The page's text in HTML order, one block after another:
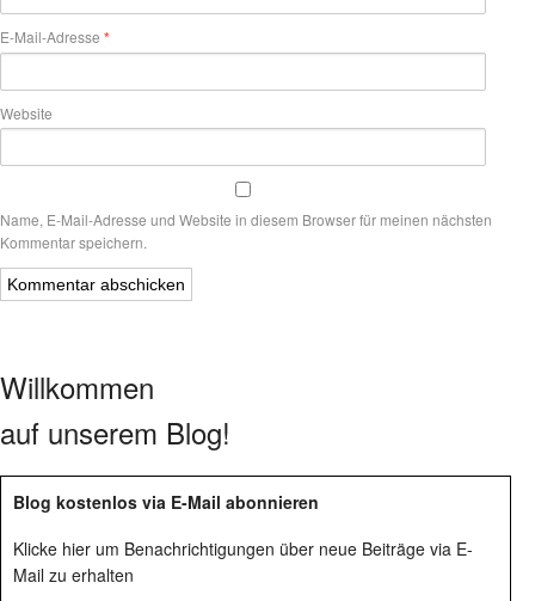
E-Mail-Adresse *
Website
Name, E-Mail-Adresse und Website in diesem Browser für meinen nächsten
Kommentar speichern.
Willkommen
auf unserem Blog!
Blog kostenlos via E-Mail abonnieren
Klicke hier um Benachrichtigungen über neue Beiträge via E-
Mail zu erhalten